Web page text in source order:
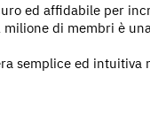
ed affidabile per
di membri è
semplice ed